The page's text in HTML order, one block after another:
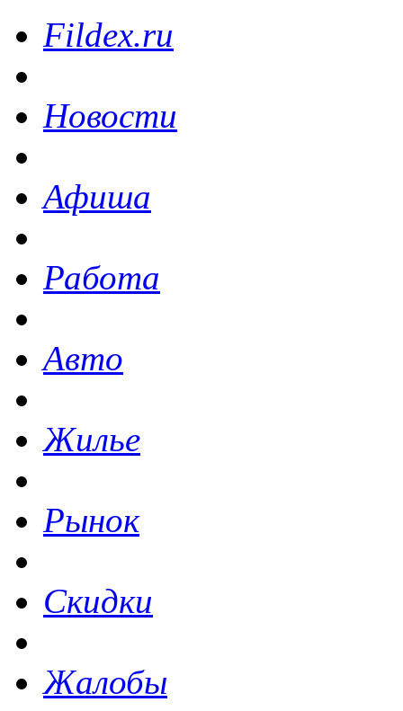
Fildex.ru
Новости
Афиша
Работа
Авто
Жилье
Рынок
Скидки
Жалобы